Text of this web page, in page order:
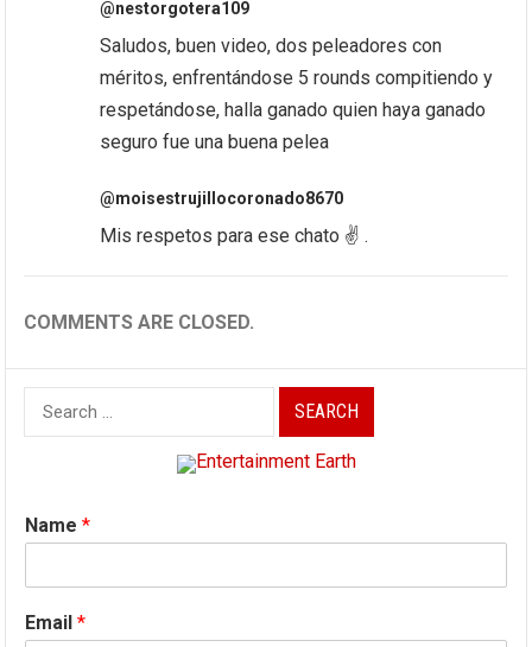
@nestorgotera109
Saludos, buen video, dos peleadores con
méritos, enfrentándose 5 rounds compitiendo y
respetándose, halla ganado quien haya ganado
seguro fue una buena pelea
@moisestrujillocoronado8670
Mis respetos para ese chato ✌️ .
COMMENTS ARE CLOSED.
Search
for:
Name*
Email*